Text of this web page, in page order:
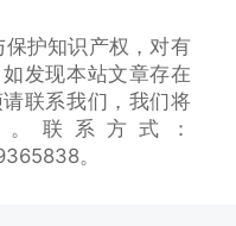
护知识产权，对有
发现本站文章存在
联系我们，我们将
联系方式：
。